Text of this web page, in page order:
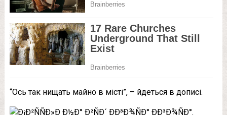
“Ось так нищать майно в місті”, – йдеться в дописі.